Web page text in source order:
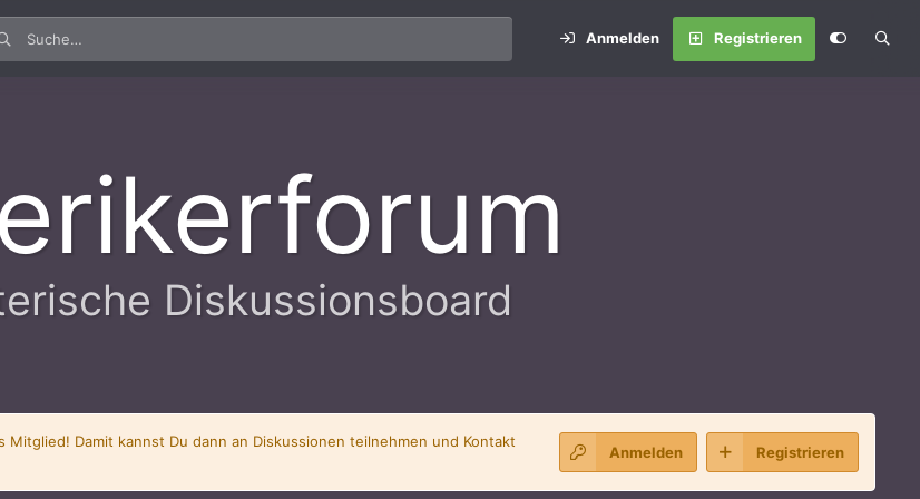
Anmelden Registrieren
Diskussionsboard
Damit kannst Du dann an Diskussionen teilnehmen und Kontakt
Anmelden Registrieren